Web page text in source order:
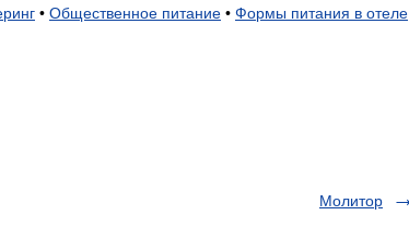
• Общественное питание • Формы питания в отеле
Молитор